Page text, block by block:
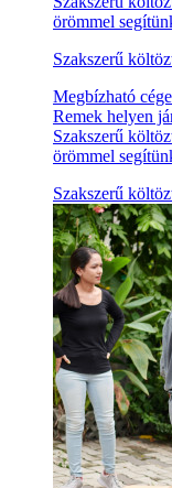
örömmel
Szakszerű
Megbízható
Remek helyen
Szakszerű
örömmel
Szakszerű